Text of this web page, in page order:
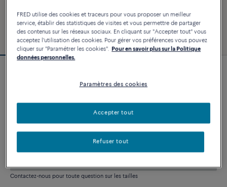
Bracelet Force 10
PERSONNALISER
Contactez-nous pour toute question sur les tailles
FRED utilise des cookies et traceurs pour vous proposer un meilleur
service, établir des statistiques de visites et vous permettre de partager
des contenus sur les réseaux sociaux. En cliquant sur "Accepter tout" vous
acceptez l'utilisation des cookies. Pour gérer vos préférences vous pouvez
cliquer sur "Paramétrer les cookies". Pour en savoir plus sur la Politique
données personnelles.
Paramètres des cookies
Refuser tout
Accepter tout